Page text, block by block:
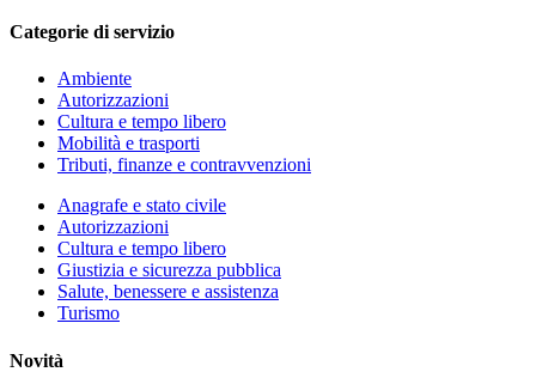
Categorie di servizio
Ambiente
Autorizzazioni
Cultura e tempo libero
Mobilità e trasporti
Tributi, finanze e contravvenzioni
Anagrafe e stato civile
Autorizzazioni
Cultura e tempo libero
Giustizia e sicurezza pubblica
Salute, benessere e assistenza
Turismo
Novità